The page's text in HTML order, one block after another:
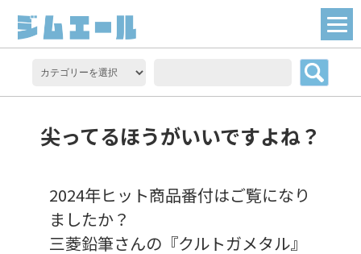
尖ってるほうがいいですよね？
2024年ヒット商品番付はご覧になり
ましたか？
三菱鉛筆さんの『クルトガメタル』